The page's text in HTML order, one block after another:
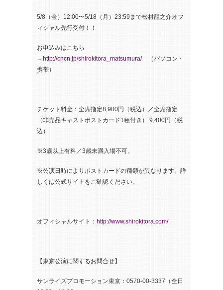
5/8（金）12:00〜5/18（月）23:59まで松村龍之介オフ
ィシャル先行受付！！
お申込みはこちら
→ http://cncn.jp/shirokitora_matsumura/（パソコン・
携帯）
チケット料金：全席指定8,900円（税込）／全席指定
（非売品キャストポストカード1種付き） 9,400円（税
込）
※3歳以上有料／3歳未満入場不可。
※公演日時によりポストカードの種類が異なります。詳
しくは公式サイトをご確認ください。
オフィシャルサイト： http://www.shirokitora.com/
【東京公演に関するお問合せ】
サンライズプロモーション東京：0570-00-3337（全日